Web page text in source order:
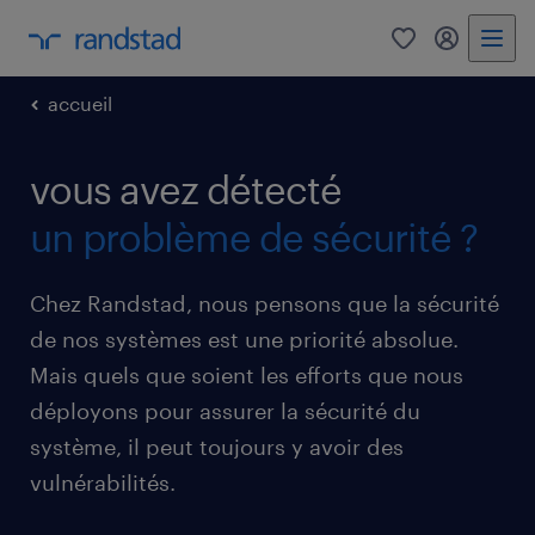
0 my
accueil
vous avez détecté
un problème de sécurité ?
Chez Randstad, nous pensons que la sécurité
de nos systèmes est une priorité absolue.
Mais quels que soient les efforts que nous
déployons pour assurer la sécurité du
système, il peut toujours y avoir des
vulnérabilités.